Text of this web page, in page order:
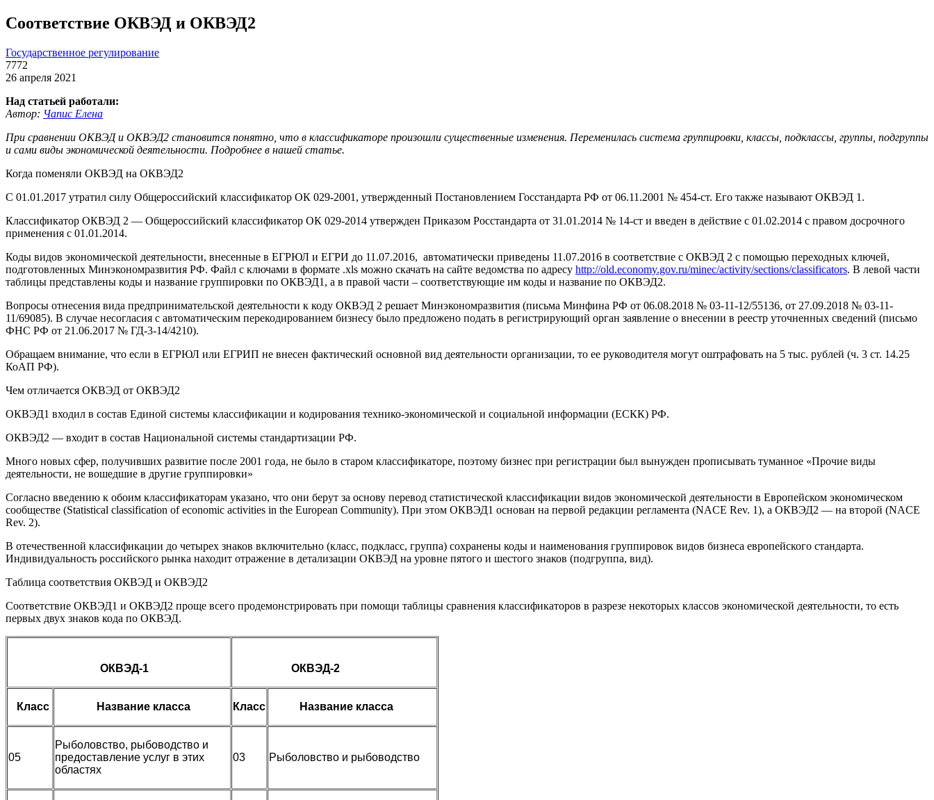
Соответствие ОКВЭД и ОКВЭД2
Государственное регулирование
7772
26 апреля 2021
Над статьей работали:
Автор: Чапис Елена
При сравнении ОКВЭД и ОКВЭД2 становится понятно, что в классификаторе произошли существенные изменения. Переменилась система группировки, классы, подклассы, группы, подгруппы
и сами виды экономической деятельности. Подробнее в нашей статье.
Когда поменяли ОКВЭД на ОКВЭД2
С 01.01.2017 утратил силу Общероссийский классификатор ОК 029-2001, утвержденный Постановлением Госстандарта РФ от 06.11.2001 № 454-ст. Его также называют ОКВЭД 1.
Классификатор ОКВЭД 2 — Общероссийский классификатор ОК 029-2014 утвержден Приказом Росстандарта от 31.01.2014 № 14-ст и введен в действие с 01.02.2014 с правом досрочного
применения с 01.01.2014.
Коды видов экономической деятельности, внесенные в ЕГРЮЛ и ЕГРИ до 11.07.2016, автоматически приведены 11.07.2016 в соответствие с ОКВЭД 2 с помощью переходных ключей,
подготовленных Минэкономразвития РФ. Файл с ключами в формате .xls можно скачать на сайте ведомства по адресу http://old.economy.gov.ru/minec/activity/sections/classificators. В левой части
таблицы представлены коды и название группировки по ОКВЭД1, а в правой части – соответствующие им коды и название по ОКВЭД2.
Вопросы отнесения вида предпринимательской деятельности к коду ОКВЭД 2 решает Минэкономразвития (письма Минфина РФ от 06.08.2018 № 03-11-12/55136, от 27.09.2018 № 03-11-
11/69085). В случае несогласия с автоматическим перекодированием бизнесу было предложено подать в регистрирующий орган заявление о внесении в реестр уточненных сведений (письмо
ФНС РФ от 21.06.2017 № ГД-3-14/4210).
Обращаем внимание, что если в ЕГРЮЛ или ЕГРИП не внесен фактический основной вид деятельности организации, то ее руководителя могут оштрафовать на 5 тыс. рублей (ч. 3 ст. 14.25
КоАП РФ).
Чем отличается ОКВЭД от ОКВЭД2
ОКВЭД1 входил в состав Единой системы классификации и кодирования технико-экономической и социальной информации (ЕСКК) РФ.
ОКВЭД2 — входит в состав Национальной системы стандартизации РФ.
Много новых сфер, получивших развитие после 2001 года, не было в старом классификаторе, поэтому бизнес при регистрации был вынужден прописывать туманное «Прочие виды
деятельности, не вошедшие в другие группировки»
Согласно введению к обоим классификаторам указано, что они берут за основу перевод статистической классификации видов экономической деятельности в Европейском экономическом
сообществе (Statistical classification of economic activities in the European Community). При этом ОКВЭД1 основан на первой редакции регламента (NACE Rev. 1), а ОКВЭД2 — на второй (NACE
Rev. 2).
В отечественной классификации до четырех знаков включительно (класс, подкласс, группа) сохранены коды и наименования группировок видов бизнеса европейского стандарта.
Индивидуальность российского рынка находит отражение в детализации ОКВЭД на уровне пятого и шестого знаков (подгруппа, вид).
Таблица соответствия ОКВЭД и ОКВЭД2
Соответствие ОКВЭД1 и ОКВЭД2 проще всего продемонстрировать при помощи таблицы сравнения классификаторов в разрезе некоторых классов экономической деятельности, то есть
первых двух знаков кода по ОКВЭД.
ОКВЭД-1 ОКВЭД-2
Класс Название класса Класс Название класса
05
Рыболовство, рыбоводство и
предоставление услуг в этих
областях
03 Рыболовство и рыбоводство